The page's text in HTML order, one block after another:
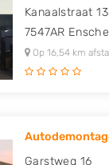
Kanaalstraat
7547AR
Op 16,54 km
Garstweg 16